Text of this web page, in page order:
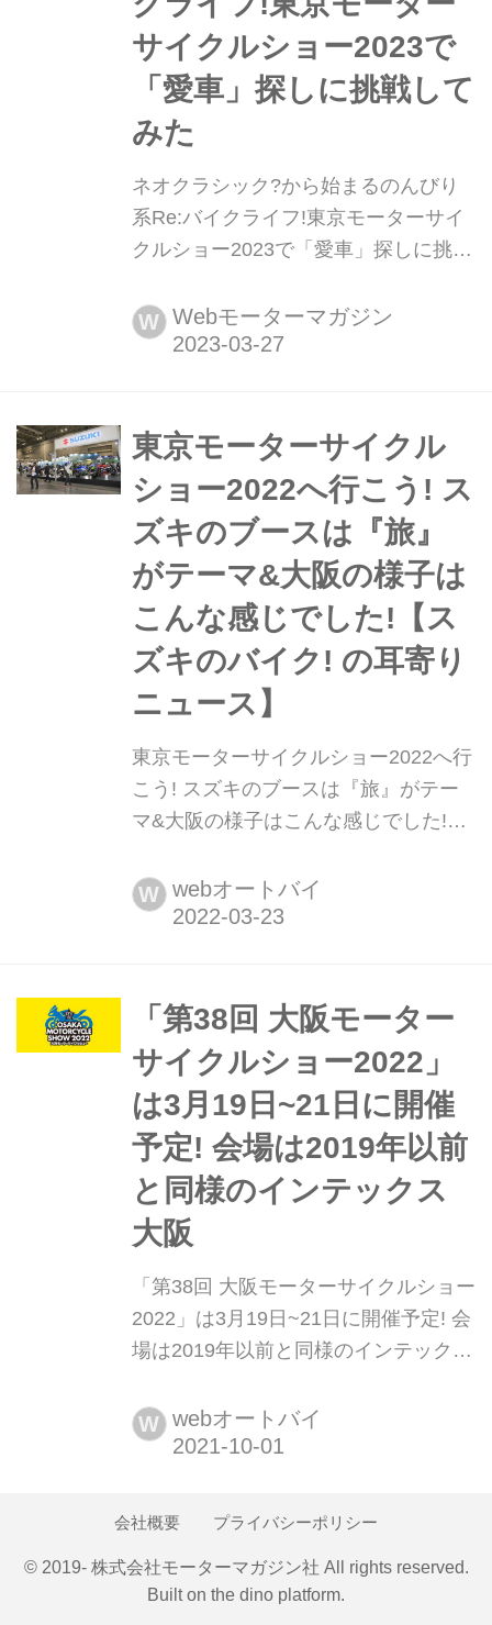
サイクルショー2023で
「愛車」探しに挑戦して
みた
ネオクラシック?から始まるのんびり
系Re:バイクライフ!東京モーターサイ
クルショー2023で「愛車」探しに挑戦
バイにも興味津々。つまりは「カッコ
いい乗り物」には目がない。かくゆう
クラシック」のレトロおしゃれでどこ
かのどかな、カッコよさに心惹かれて
いる。リターンライダーの心をくすぐ
るその魅力は...
W Webモーターマガジン
東京モーターサイクル
ショー2022へ行こう! ス
ズキのブースは『旅』
がテーマ&大阪の様子は
こんな感じでした!【ス
ズキのバイク! の耳寄り
ニュース】
東京モーターサイクルショー2022へ行
こう! スズキのブースは『旅』がテー
マ&大阪の様子はこんな感じでした!
ス】 東京モーターサイクルショーの開
催を目前に控えていますが、まずは
真と共にお届け! 東京もこんな感じに?
W webオートバイ
「第38回 大阪モーター
サイクルショー2022」
は3月19日~21日に開催
予定! 会場は2019年以前
と同様のインテックス
大阪
「第38回 大阪モーターサイクルショー
2022」は3月19日~21日に開催予定! 会
場は2019年以前と同様のインテックス
モーターサイクルショー2022」の開催
概要が発表されました。
W webオートバイ
会社概要 プライバシーポリシー
© 2019- 株式会社モーターマガジン社 All rights reserved.
Built on the dino platform.